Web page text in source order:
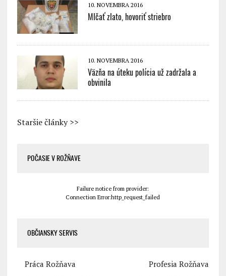
10. NOVEMBRA 2016
Mlčať zlato, hovoriť striebro
10. NOVEMBRA 2016
Väzňa na úteku polícia už zadržala a
obvinila
Staršie články >>
POČASIE V ROŽŇAVE
Failure notice from provider:
Connection Error:http_request_failed
OBČIANSKY SERVIS
Práca Rožňava
Profesia Rožňava